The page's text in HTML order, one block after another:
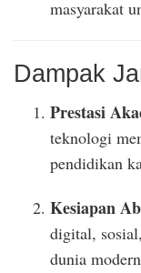
masyarakat
Dampak
Prestasi
teknologi
pendidikan
Kesiapan
digital,
dunia